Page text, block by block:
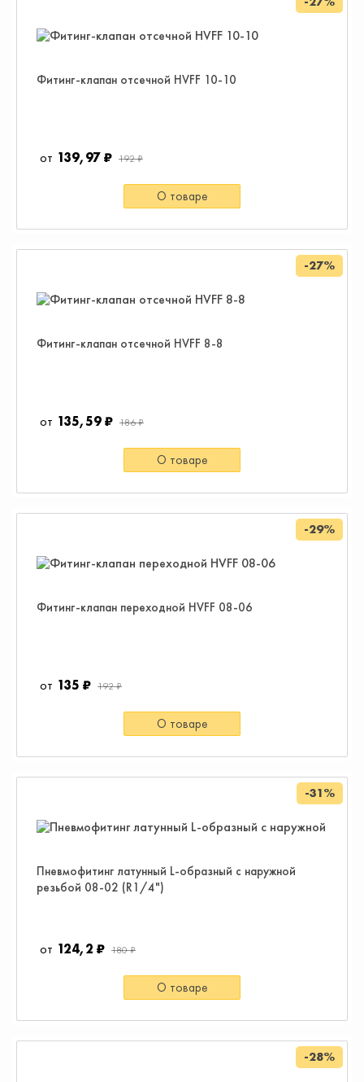
Фитинг-клапан отсечной HVFF 10-10
139,97 ₽ 192 ₽
О товаре
Фитинг-клапан отсечной HVFF 8-8
-27%
135,59 ₽ 186 ₽
О товаре
Фитинг-клапан переходной HVFF 08-06
-29%
135 ₽ 192 ₽
О товаре
Пневмофитинг латунный L-образный с наружной
резьбой 08-02 (R1/4")
-31%
124,2 ₽ 180 ₽
О товаре
-28%